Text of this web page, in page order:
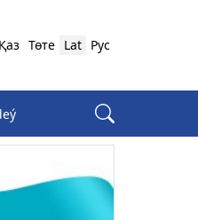
Қаз Төте Lat Рус